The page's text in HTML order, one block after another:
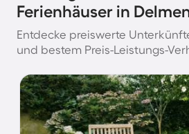
Ferienhäuser in
Entdecke preiswerte
und bestem Preis-Leistungs-